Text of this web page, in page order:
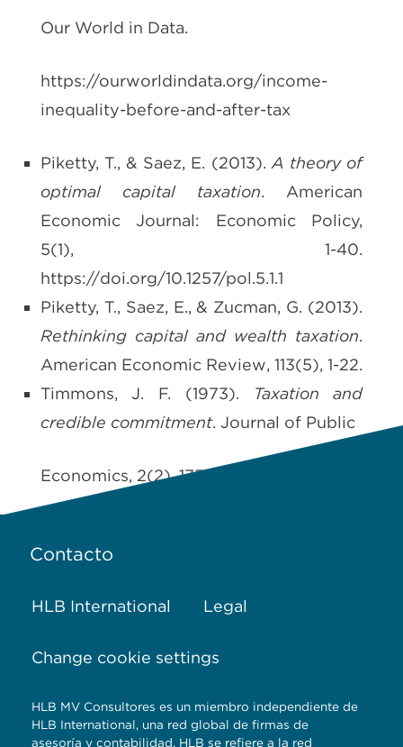
Our World in Data.
https://ourworldindata.org/income-
inequality-before-and-after-tax
Piketty, T., & Saez, E. (2013). A theory of
optimal capital taxation. American
Economic Journal: Economic Policy,
5(1), 1-40.
https://doi.org/10.1257/pol.5.1.1
Piketty, T., Saez, E., & Zucman, G. (2013).
Rethinking capital and wealth taxation.
American Economic Review, 113(5), 1-22.
Timmons, J. F. (1973).
Taxation and
credible commitment. Journal of Public
Economics, 2(2), 173-190.
Contacto
HLB International Legal
Change cookie settings
HLB MV Consultores es un miembro independiente de
HLB International, una red global de firmas de
asesoría y contabilidad. HLB se refiere a la red